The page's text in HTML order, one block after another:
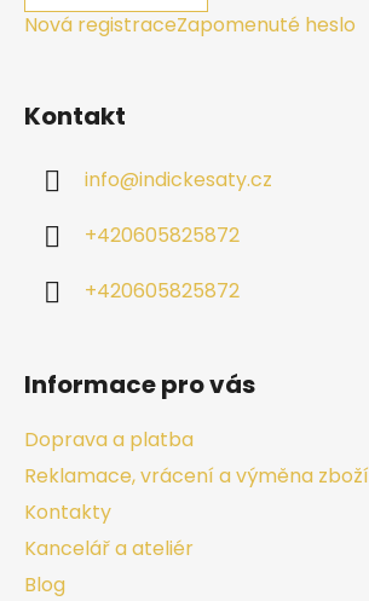
Nová registraceZapomenuté heslo
Kontakt
info@indickesaty.cz
+420605825872
+420605825872
Informace pro vás
Doprava a platba
Reklamace, vrácení a výměna zboží
Kontakty
Kancelář a ateliér
Blog